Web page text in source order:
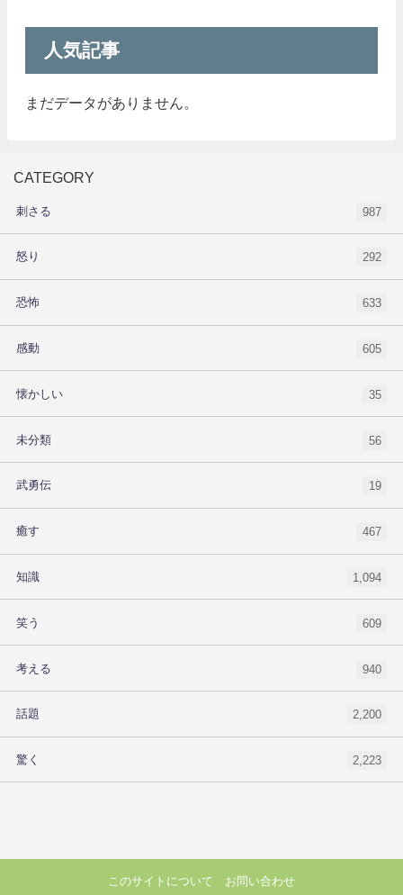
人気記事
まだデータがありません。
CATEGORY
刺さる 987
怒り 292
恐怖 633
感動 605
懐かしい 35
未分類 56
武勇伝 19
癒す 467
知識 1,094
笑う 609
考える 940
話題 2,200
驚く 2,223
このサイトについて お問い合わせ